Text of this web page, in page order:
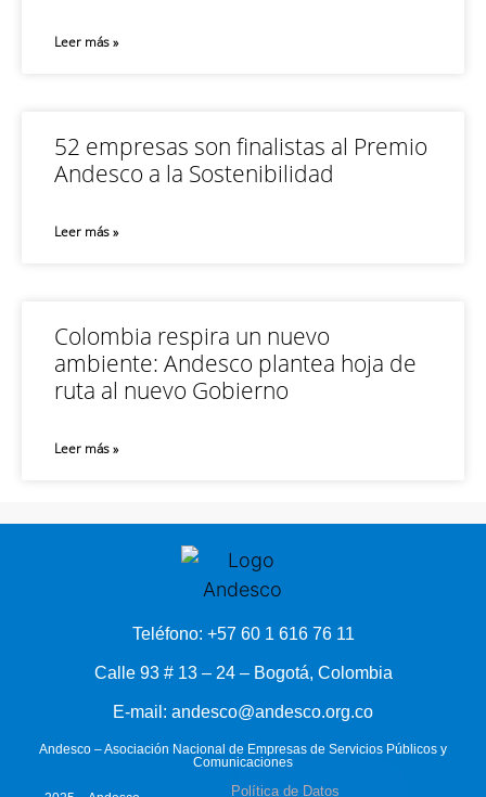
Leer más »
52 empresas son finalistas al Premio
Andesco a la Sostenibilidad
Leer más »
Colombia respira un nuevo
ambiente: Andesco plantea hoja de
ruta al nuevo Gobierno
Leer más »
Teléfono: +57 60 1 616 76 11
Calle 93 # 13 – 24 – Bogotá, Colombia
E-mail: andesco@andesco.org.co
Andesco – Asociación Nacional de Empresas de Servicios Públicos y
Comunicaciones
Política de Datos